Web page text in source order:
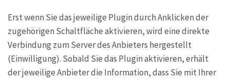
Erst wenn Sie das jeweilige Plugin durch Anklicken der
zugehörigen Schaltfläche aktivieren, wird eine direkte
Verbindung zum Server des Anbieters hergestellt
(Einwilligung). Sobald Sie das Plugin aktivieren, erhält
der jeweilige Anbieter die Information, dass Sie mit Ihrer